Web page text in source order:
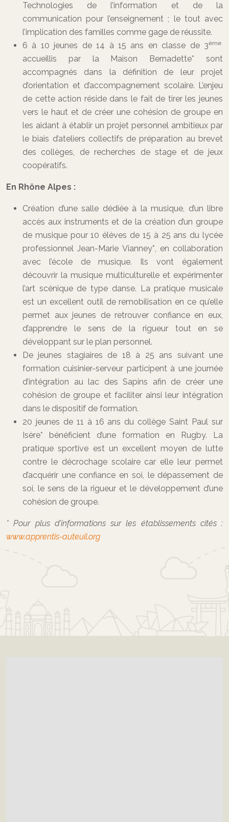
Technologies de l’information et de la
communication pour l’enseignement ; le tout avec
l’implication des familles comme gage de réussite.
6 à 10 jeunes de 14 à 15 ans en classe de 3ème
accueillis par la Maison Bernadette* sont
accompagnés dans la définition de leur projet
d’orientation et d’accompagnement scolaire. L’enjeu
de cette action réside dans le fait de tirer les jeunes
vers le haut et de créer une cohésion de groupe en
les aidant à établir un projet personnel ambitieux par
le biais d’ateliers collectifs de préparation au brevet
des collèges, de recherches de stage et de jeux
coopératifs.
En Rhône Alpes :
Création d’une salle dédiée à la musique, d’un libre
accès aux instruments et de la création d’un groupe
de musique pour 10 élèves de 15 à 25 ans du lycée
professionnel Jean-Marie Vianney*, en collaboration
avec l’école de musique. Ils vont également
découvrir la musique multiculturelle et expérimenter
l’art scénique de type danse. La pratique musicale
est un excellent outil de remobilisation en ce qu’elle
permet aux jeunes de retrouver confiance en eux,
d’apprendre le sens de la rigueur tout en se
développant sur le plan personnel.
De jeunes stagiaires de 18 à 25 ans suivant une
formation cuisinier-serveur participent à une journée
d’intégration au lac des Sapins afin de créer une
cohésion de groupe et faciliter ainsi leur intégration
dans le dispositif de formation.
20 jeunes de 11 à 16 ans du collège Saint Paul sur
Isère* bénéficient d’une formation en Rugby. La
pratique sportive est un excellent moyen de lutte
contre le décrochage scolaire car elle leur permet
d’acquérir une confiance en soi, le dépassement de
soi, le sens de la rigueur et le développement d’une
cohésion de groupe.
* Pour plus d’informations sur les établissements cités :
www.apprentis-auteuil.org